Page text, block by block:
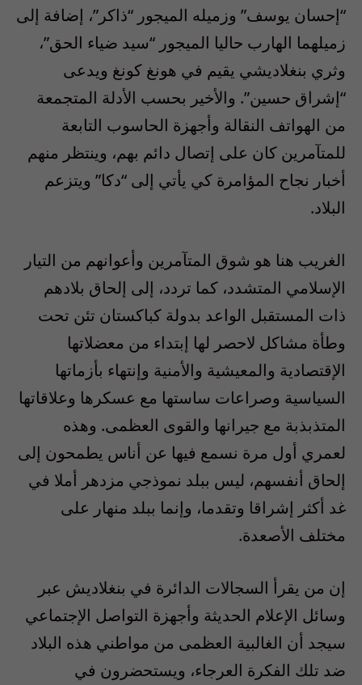
“إحسان يوسف” وزميله الميجور “ذاكر”، إضافة إلى
زميلهما الهارب حاليا الميجور “سيد ضياء الحق”،
وثري بنغلاديشي يقيم في هونغ كونغ ويدعى
“إشراق حسين”. والأخير بحسب الأدلة المتجمعة
من الهواتف النقالة وأجهزة الحاسوب التابعة
للمتآمرين كان على إتصال دائم بهم، وينتظر منهم
أخبار نجاح المؤامرة كي يأتي إلى “دكا” ويتزعم
البلاد.
الغريب هنا هو شوق المتآمرين وأعوانهم من التيار
الإسلامي المتشدد، كما تردد، إلى إلحاق بلادهم
ذات المستقبل الواعد بدولة كباكستان تئن تحت
وطأة مشاكل لاحصر لها إبتداء من معضلاتها
الإقتصادية والمعيشية والأمنية وإنتهاء بأزماتها
السياسية وصراعات ساستها مع عسكرها وعلاقاتها
المتذبذبة مع جيرانها والقوى العظمى. وهذه
لعمري أول مرة نسمع فيها عن أناس يطمحون إلى
إلحاق أنفسهم، ليس ببلد نموذجي مزدهر أملا في
غد أكثر إشراقا وتقدما، وإنما ببلد منهار على
مختلف الأصعدة.
إن من يقرأ السجالات الدائرة في بنغلاديش عبر
وسائل الإعلام الحديثة وأجهزة التواصل الإجتماعي
سيجد أن الغالبية العظمى من مواطني هذه البلاد
ضد تلك الفكرة العرجاء، ويستحضرون في